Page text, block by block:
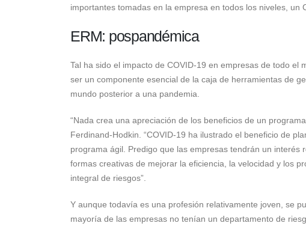
importantes tomadas en la empresa en todos los niveles, un
ERM: pospandémica
Tal ha sido el impacto de COVID-19 en empresas de todo
ser un componente esencial de la caja de herramientas de
mundo posterior a una pandemia.
“Nada crea una apreciación de los beneficios de un
Ferdinand-Hodkin. “COVID-19 ha ilustrado el beneficio de
programa ágil. Predigo que las empresas tendrán un
formas creativas de mejorar la eficiencia, la velocidad y los
integral de riesgos”.
Y aunque todavía es una profesión relativamente joven, se
mayoría de las empresas no tenían un departamento de